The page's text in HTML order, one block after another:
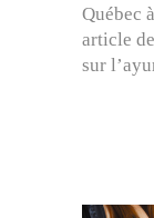
Québec
article
sur